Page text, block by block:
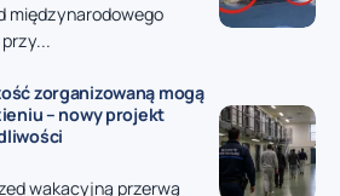
międzynarodowego
zorganizowaną mogą
– nowy projekt
wakacyjną przerwą